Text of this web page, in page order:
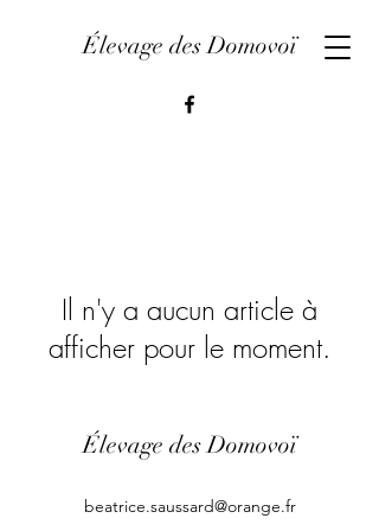
Élevage des Domovoï
Il n'y a aucun article à
afficher pour le moment.
Élevage des Domovoï
beatrice.saussard@orange.fr